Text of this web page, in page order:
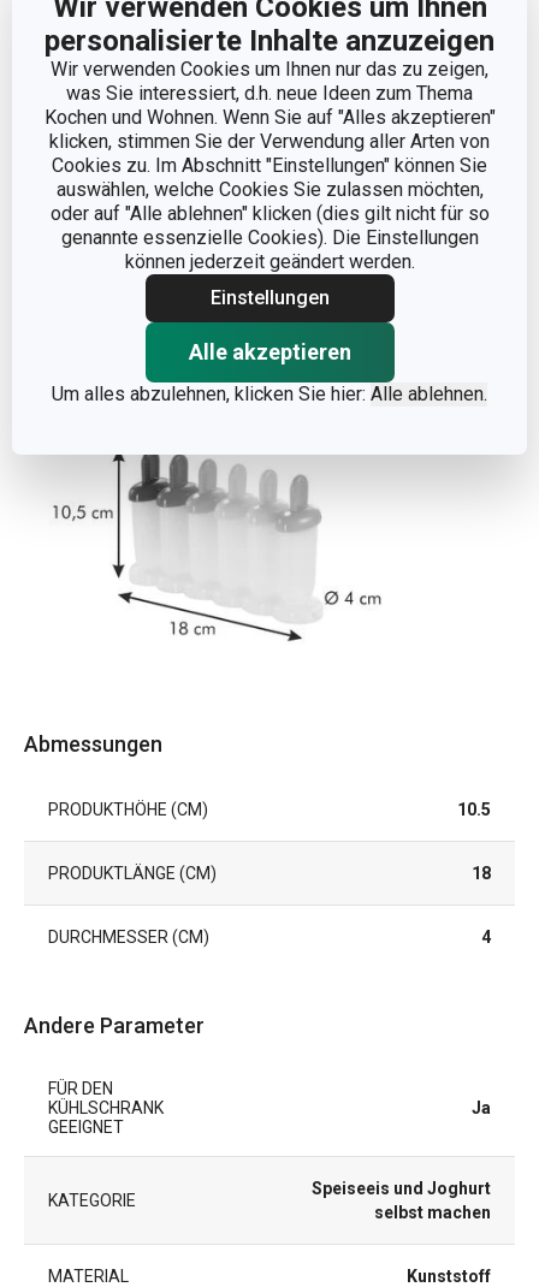
personalisierte Inhalte anzuzeigen
Wir verwenden Cookies um Ihnen nur das zu zeigen,
was Sie interessiert, d.h. neue Ideen zum Thema
Kochen und Wohnen. Wenn Sie auf "Alles akzeptieren"
klicken, stimmen Sie der Verwendung aller Arten von
Cookies zu. Im Abschnitt "Einstellungen" können Sie
auswählen, welche Cookies Sie zulassen möchten,
oder auf "Alle ablehnen" klicken (dies gilt nicht für so
genannte essenzielle Cookies). Die Einstellungen
können jederzeit geändert werden.
Einstellungen
Alle akzeptieren
Um alles abzulehnen, klicken Sie hier: Alle ablehnen.
Weniger anzeigen
Abmessungen
PRODUKTHÖHE (CM) 10.5
PRODUKTLÄNGE (CM) 18
DURCHMESSER (CM) 4
Andere Parameter
FÜR DEN
KÜHLSCHRANK
GEEIGNET
Ja
KATEGORIE
Speiseeis und Joghurt
selbst machen
MATERIAL Kunststoff